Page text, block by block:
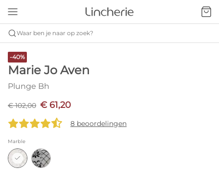
Waar ben je naar op zoek?
-40%
Marie Jo Aven
Plunge Bh
€ 102,00 € 61,20
8 beoordelingen
Marble